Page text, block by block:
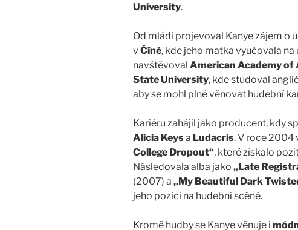
University.
Od mládí projevoval Kanye zájem o
vČíně, kde jeho matka vyučovala
navštěvoval American Academy of
State University, kde studoval
aby se mohl plně věnovat hudební
Kariéru zahájil jako producent, kdy
Alicia Keysa Ludacris. V roce 2004
College Dropout“, které získalo
Následovala alba jako „Late
(2007) a „My Beautiful Dark
jeho pozici na hudební scéně.
Kromě hudby se Kanye věnuje i